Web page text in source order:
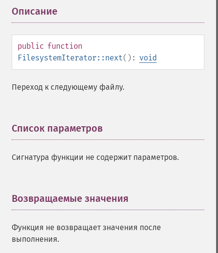
Описание
public function
FilesystemIterator::next(): void
Переход к следующему файлу.
Список параметров
Сигнатура функции не содержит параметров.
Возвращаемые значения
Функция не возвращает значения после
выполнения.